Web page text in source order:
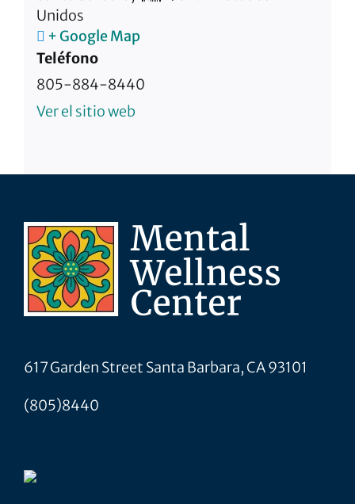
Unidos
+ Google Map
Teléfono
805-884-8440
Ver el sitio web
617 Garden Street Santa Barbara, CA 93101
(805)8440